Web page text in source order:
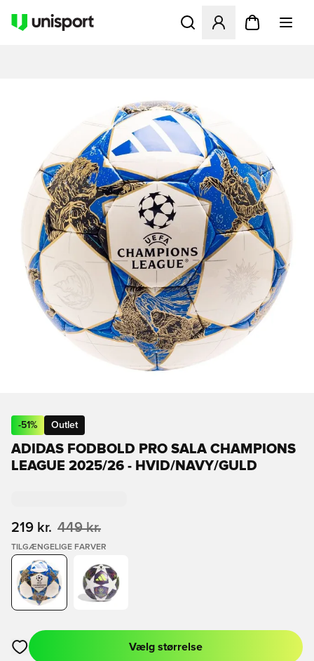
Åbner en Modal til at
-51% Outlet
ADIDAS FODBOLD PRO SALA CHAMPIONS
LEAGUE 2025/26 - HVID/NAVY/GULD
219 kr. 449 kr.
TILGÆNGELIGE FARVER
Åbner en Modal til at logge ind eller tilmelde dig som medlem
Vælg størrelse